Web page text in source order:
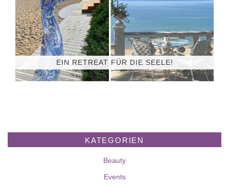
EIN RETREAT FÜR DIE SEELE!
KATEGORIEN
Beauty
Events